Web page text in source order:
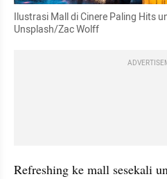
Ilustrasi Mall di Cinere Paling Hits
Unsplash/Zac Wolff
Refreshing ke mall sesekali